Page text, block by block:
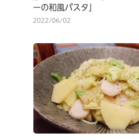
ーの和風パスタ」
2022/06/02